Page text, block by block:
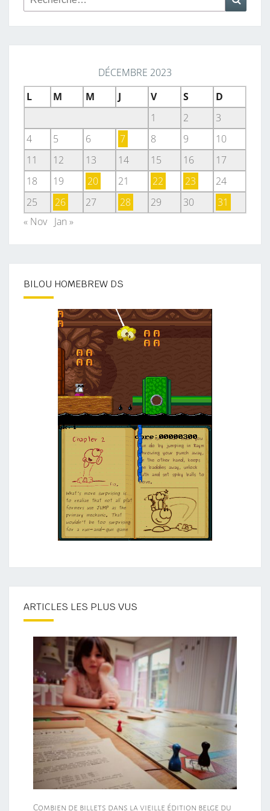
DÉCEMBRE 2023
L
M M J V S
D
1
2
3
4
5 6 7 8 9
10
11
12 13 14 15 16
17
18
19 20 21 22 23
24
25
26 27 28 29 30
31
« Nov Jan »
BILOU HOMEBREW DS
ARTICLES LES PLUS VUS
Combien de billets dans la vieille édition belge du